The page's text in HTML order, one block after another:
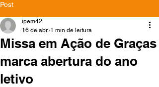
Post
Missa em Ação de Graças
marca abertura do ano
letivo
ipem42
16 de abr. 1 min de leitura